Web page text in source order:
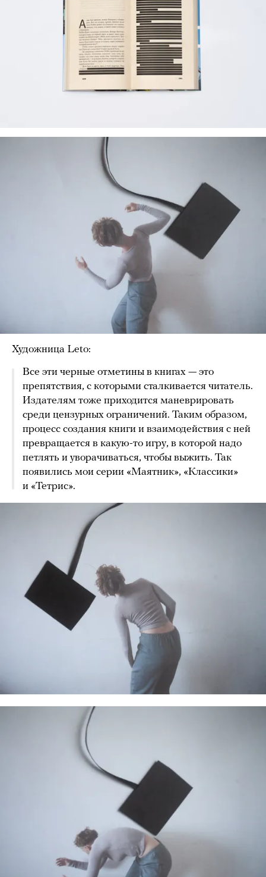
Художница Leto:
Все эти черные отметины в книгах — это
препятствия, с которыми сталкивается читатель.
Издателям тоже приходится маневрировать
среди цензурных ограничений. Таким образом,
процесс создания книги и взаимодействия с ней
превращается в какую-то игру, в которой надо
петлять и уворачиваться, чтобы выжить. Так
появились мои серии «Маятник», «Классики»
и «Тетрис».